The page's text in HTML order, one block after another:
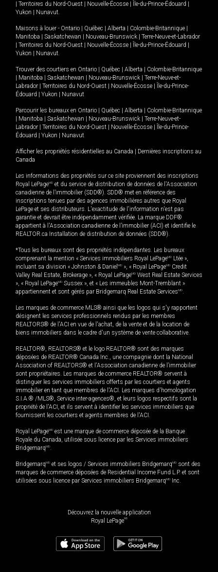
Territoires du Nord-Ouest Nouvelle-Écosse Île-du-Prince-Édouard
Yukon
Nunavut.
Maisons à louer - Ontario Québec Alberta Colombie-Britannique
Manitoba
Saskatchewan Nouveau-Brunswick
Terre-Neuve-et-Labrador
Territoires du Nord-Ouest Nouvelle-Écosse Île-du-Prince-Édouard
Yukon
Nunavut.
Trouver des courtiers en Ontario Québec Alberta
Colombie-Britannique
Manitoba Saskatchewan Nouveau-Brunswick
Terre-Neuve-et-
Labrador
Territoires du Nord-Ouest Nouvelle-Écosse
Île-du-Prince-
Édouard
Yukon Nunavut
Parcourir les bureaux en Ontario Québec Alberta
Colombie-Britannique
Manitoba Saskatchewan Nouveau-Brunswick
Terre-Neuve-et-
Labrador
Territoires du Nord-Ouest Nouvelle-Écosse
Île-du-Prince-
Édouard
Yukon Nunavut
Afficher les propriétés résidentielles au Canada
Dernières inscriptions au
Canada
Les informations des propriétés sur ce site proviennent des inscriptions
Royal LePageMD et du service de distribution de données de l'Association
canadienne de l’immobilier (SDD®). SDD® met en référence des
inscriptions tenues par des agences immobilières autres que Royal
LePage et ses distributeurs. L'exactitude de l'information n'est pas
garantie et devrait être indépendamment vérifiée. La marque DDF®
appartient à l'Association canadienne de l’immobilier (ACI) et identifie le
REALTOR.ca Installation de distribution de données (SDD®).
*Tous les bureaux sont des propriétés indépendantes. Les bureaux
comprenant la mention « Services immobiliers Royal LePageMD Ltée »,
incluant sa division « Johnston & Daniel MD », « Royal LePageMD Credit
Valley Real Estate, Brokerage », « Royal LePageMD West Real Estate Services
», « Royal LePageMD Sussex », et « Les immeubles Mont-Tremblant »
appartiennent et sont gérés par Bridgemarq Real Estate ServicesMD.
Les marques de commerce MLS® ainsi que les logos qui s'y rapportent
désignent les services professionnels rendus par les membres
REALTORS® de l'ACI en vue de l'achat, de la vente et de la location de
biens immobiliers dans le cadre d'un système de vente collaborative.
REALTOR®, REALTORS® et le logo REALTOR® sont des marques
déposées de REALTOR® Canada Inc., une compagnie dont la National
Association of REALTORS® et l'Association canadienne de l’immobilier
sont propriétaires. Les marques de commerce REALTOR® servent à
distinguer les services immobiliers offerts par les courtiers et agents
immobilier en tant que membres de l'ACI. Les marques d'homologation
S.I.A.® /MLS®, Service inter-agences®, et leurs logos respectifs sont la
propriété de l'ACI, et ils servent à identifier les services immobiliers que
fournissent les courtiers et agents membres de l'ACI.
Royal LePageMD est une marque de commerce déposée de la Banque
Royale du Canada, utilisée sous licence par les Services immobiliers
BridgemarqMD.
BridgemarqMD et ses logos / Services immobiliers BridgemarqMD sont des
marques de commerce déposées de Residential Income Fund L.P. et sont
utilisées sous licence par Services immobiliers BridgemarqMD Inc.
Découvrez la nouvelle application
Royal LePageMD